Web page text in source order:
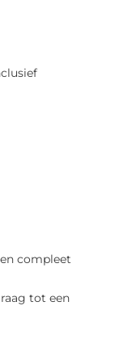
compleet
tot een